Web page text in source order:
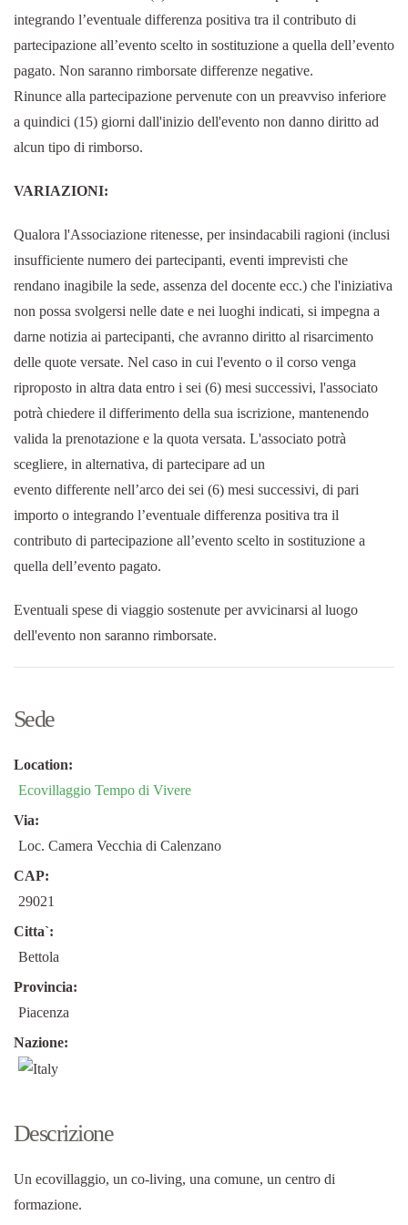
integrando l’eventuale differenza positiva tra il contributo di
partecipazione all’evento scelto in sostituzione a quella dell’evento
pagato. Non saranno rimborsate differenze negative.
Rinunce alla partecipazione pervenute con un preavviso inferiore
a quindici (15) giorni dall'inizio dell'evento non danno diritto ad
alcun tipo di rimborso.
VARIAZIONI:
Qualora l'Associazione ritenesse, per insindacabili ragioni (inclusi
insufficiente numero dei partecipanti, eventi imprevisti che
rendano inagibile la sede, assenza del docente ecc.) che l'iniziativa
non possa svolgersi nelle date e nei luoghi indicati, si impegna a
darne notizia ai partecipanti, che avranno diritto al risarcimento
delle quote versate. Nel caso in cui l'evento o il corso venga
riproposto in altra data entro i sei (6) mesi successivi, l'associato
potrà chiedere il differimento della sua iscrizione, mantenendo
valida la prenotazione e la quota versata. L'associato potrà
scegliere, in alternativa, di partecipare ad un
evento differente nell’arco dei sei (6) mesi successivi, di pari
importo o integrando l’eventuale differenza positiva tra il
contributo di partecipazione all’evento scelto in sostituzione a
quella dell’evento pagato.
Eventuali spese di viaggio sostenute per avvicinarsi al luogo
dell'evento non saranno rimborsate.
Sede
Location:
Ecovillaggio Tempo di Vivere
Via:
Loc. Camera Vecchia di Calenzano
CAP:
29021
Citta`:
Bettola
Provincia:
Piacenza
Nazione:
Descrizione
Un ecovillaggio, un co-living, una comune, un centro di
formazione.